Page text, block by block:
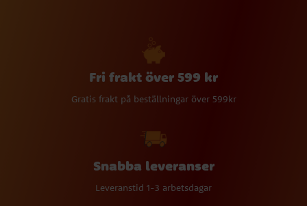
Fri frakt över 599 kr
Gratis frakt på beställningar över 599kr
Snabba leveranser
Leveranstid 1-3 arbetsdagar